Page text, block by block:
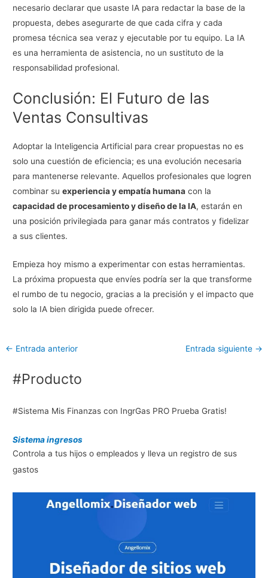
necesario declarar que usaste IA para redactar la base de la
propuesta, debes asegurarte de que cada cifra y cada
promesa técnica sea veraz y ejecutable por tu equipo. La IA
es una herramienta de asistencia, no un sustituto de la
responsabilidad profesional.
Conclusión: El Futuro de las
Ventas Consultivas
Adoptar la Inteligencia Artificial para crear propuestas no es
solo una cuestión de eficiencia; es una evolución necesaria
para mantenerse relevante. Aquellos profesionales que logren
combinar suexperiencia y empatía humana con la
capacidad de procesamiento y diseño de la IA, estarán en
una posición privilegiada para ganar más contratos y fidelizar
a sus clientes.
Empieza hoy mismo a experimentar con estas herramientas.
La próxima propuesta que envíes podría ser la que transforme
el rumbo de tu negocio, gracias a la precisión y el impacto que
solo la IA bien dirigida puede ofrecer.
← Entrada anterior Entrada siguiente →
#Producto
#Sistema Mis Finanzas con IngrGas PRO Prueba Gratis!
Sistema ingresos
Controla a tus hijos o empleados y lleva un registro de sus
gastos